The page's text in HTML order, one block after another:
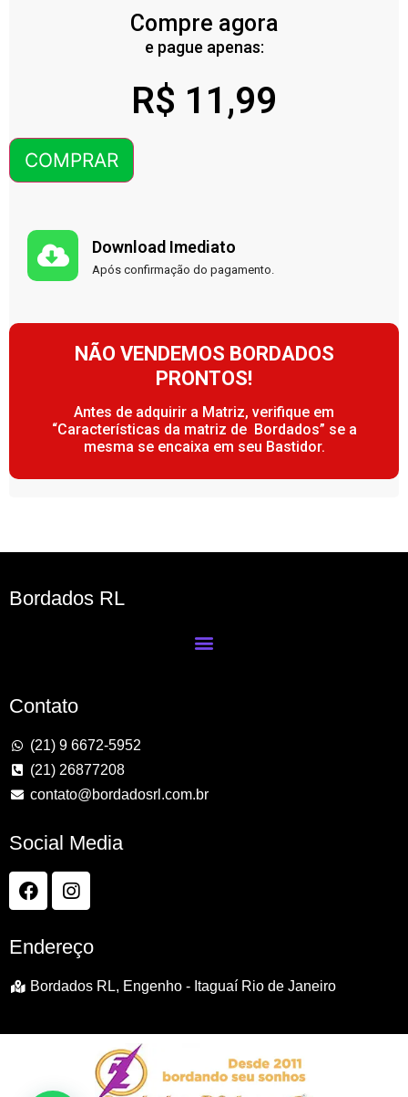
Compre agora
e pague apenas:
R$ 11,99
COMPRAR
Download Imediato
Após confirmação do pagamento.
NÃO VENDEMOS BORDADOS
PRONTOS!
Antes de adquirir a Matriz, verifique em
“Características da matriz de Bordados” se a
mesma se encaixa em seu Bastidor.
Bordados RL
Contato
(21) 9 6672-5952
(21) 26877208
contato@bordadosrl.com.br
Social Media
Endereço
Bordados RL, Engenho - Itaguaí Rio de Janeiro